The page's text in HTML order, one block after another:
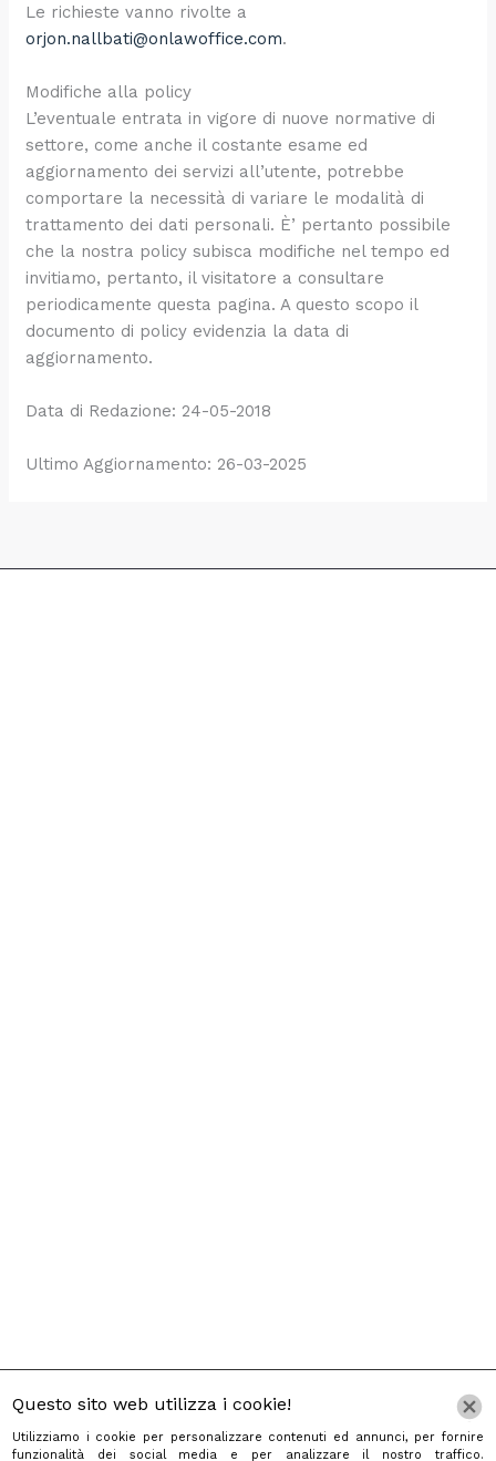
Le richieste vanno rivolte a
orjon.nallbati@onlawoffice.com.
Modifiche alla policy
L’eventuale entrata in vigore di nuove normative di
settore, come anche il costante esame ed
aggiornamento dei servizi all’utente, potrebbe
comportare la necessità di variare le modalità di
trattamento dei dati personali. È’ pertanto possibile
che la nostra policy subisca modifiche nel tempo ed
invitiamo, pertanto, il visitatore a consultare
periodicamente questa pagina. A questo scopo il
documento di policy evidenzia la data di
aggiornamento.
Data di Redazione: 24-05-2018
Ultimo Aggiornamento: 26-03-2025
Questo sito web utilizza i cookie!
Utilizziamo i cookie per personalizzare contenuti ed annunci, per fornire
funzionalità dei social media e per analizzare il nostro traffico.